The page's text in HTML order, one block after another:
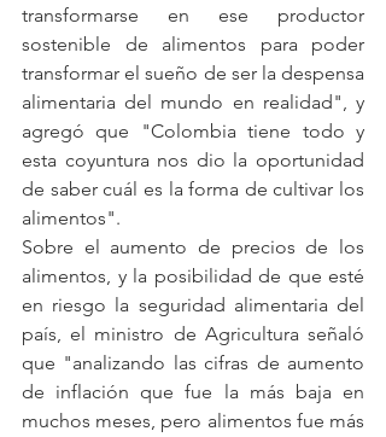
transformarse en ese productor
sostenible de alimentos para poder
transformar el sueño de ser la despensa
alimentaria del mundo en realidad", y
agregó que "Colombia tiene todo y
esta coyuntura nos dio la oportunidad
de saber cuál es la forma de cultivar los
alimentos".
Sobre el aumento de precios de los
alimentos, y la posibilidad de que esté
en riesgo la seguridad alimentaria del
país, el ministro de Agricultura señaló
que "analizando las cifras de aumento
de inflación que fue la más baja en
muchos meses, pero alimentos fue más